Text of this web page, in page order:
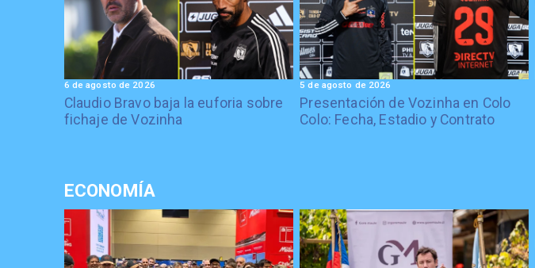
Claudio Bravo baja la euforia sobre
fichaje de Vozinha
6 de agosto de 2026
Presentación de Vozinha en Colo
Colo: Fecha, Estadio y Contrato
5 de agosto de 2026
ECONOMÍA